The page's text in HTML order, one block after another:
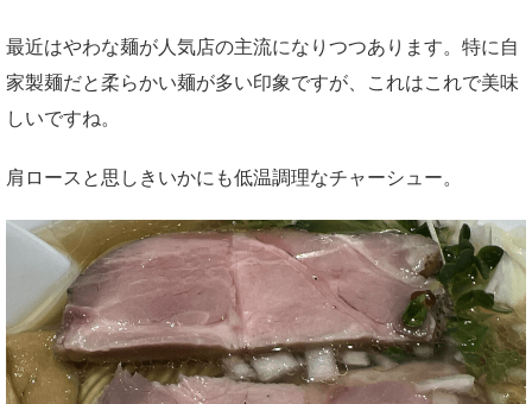
最近はやわな麺が人気店の主流になりつつあります。特に自
家製麺だと柔らかい麺が多い印象ですが、これはこれで美味
しいですね。
肩ロースと思しきいかにも低温調理なチャーシュー。